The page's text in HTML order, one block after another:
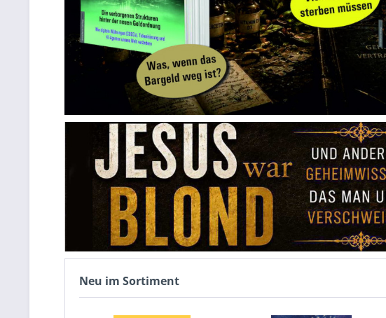
Neu im Sortiment